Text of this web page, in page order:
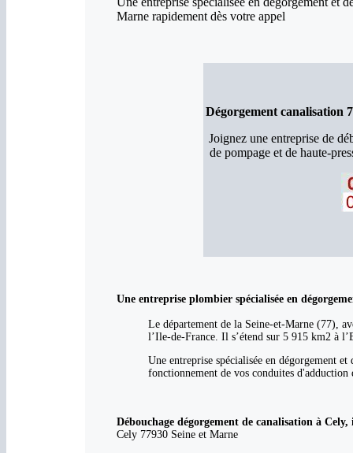
Marne rapidement dès votre appel
Dégorgement canalisation
Joignez une entreprise de
de pompage et de haute-
Une entreprise plombier spécialisée en
Le département de la Seine-et-Marne (77),
l’Ile-de-France. Il s’étend sur 5 915 km2 à
Une entreprise spécialisée en dégorgement
fonctionnement de vos conduites d'adduction
Débouchage dégorgement de canalisation à
Cely 77930 Seine et Marne